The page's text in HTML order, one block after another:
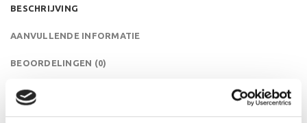
BESCHRIJVING
AANVULLENDE INFORMATIE
BEOORDELINGEN (0)
De A1024B is een heel mooie trofee die zeer geschikt is